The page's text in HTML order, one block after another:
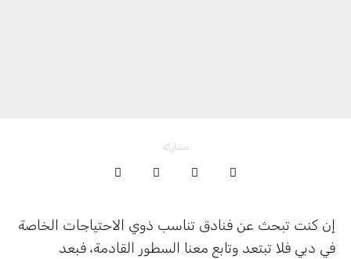
مشاركة
إن كنت تبحث عن فنادق تناسب ذوي الاحتياجات الخاصة
في دبي فلا تبتعد وتابع معنا السطور القادمة، فبعد